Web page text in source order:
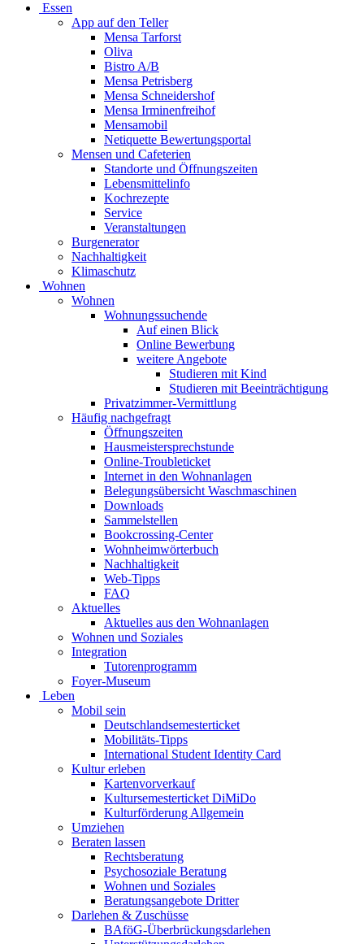
Essen
App auf den Teller
Mensa Tarforst
Oliva
Bistro A/B
Mensa Petrisberg
Mensa Schneidershof
Mensa Irminenfreihof
Mensamobil
Netiquette Bewertungsportal
Mensen und Cafeterien
Standorte und Öffnungszeiten
Lebensmittelinfo
Kochrezepte
Service
Veranstaltungen
Burgenerator
Nachhaltigkeit
Klimaschutz
Wohnen
Wohnen
Wohnungssuchende
Auf einen Blick
Online Bewerbung
weitere Angebote
Studieren mit Kind
Studieren mit Beeinträchtigung
Privatzimmer-Vermittlung
Häufig nachgefragt
Öffnungszeiten
Hausmeistersprechstunde
Online-Troubleticket
Internet in den Wohnanlagen
Belegungsübersicht Waschmaschinen
Downloads
Sammelstellen
Bookcrossing-Center
Wohnheimwörterbuch
Nachhaltigkeit
Web-Tipps
FAQ
Aktuelles
Aktuelles aus den Wohnanlagen
Wohnen und Soziales
Integration
Tutorenprogramm
Foyer-Museum
Leben
Mobil sein
Deutschlandsemesterticket
Mobilitäts-Tipps
International Student Identity Card
Kultur erleben
Kartenvorverkauf
Kultursemesterticket DiMiDo
Kulturförderung Allgemein
Umziehen
Beraten lassen
Rechtsberatung
Psychosoziale Beratung
Wohnen und Soziales
Beratungsangebote Dritter
Darlehen & Zuschüsse
BAföG-Überbrückungsdarlehen